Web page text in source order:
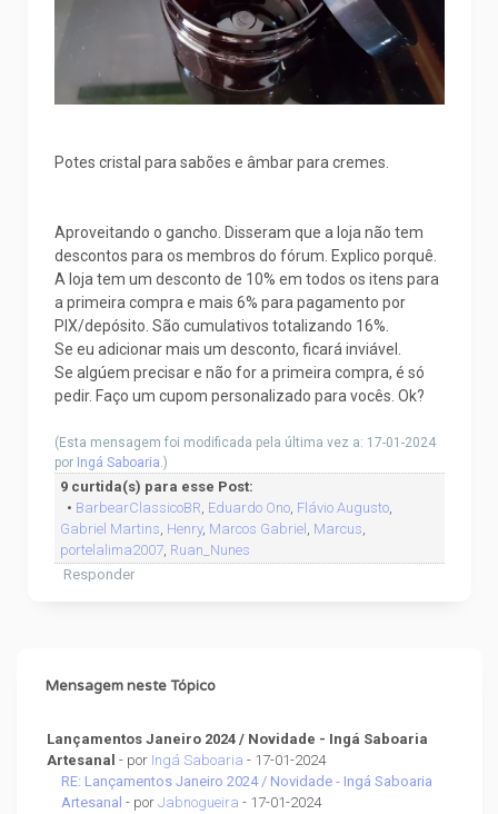
Potes cristal para sabões e âmbar para cremes.
Aproveitando o gancho. Disseram que a loja não tem
descontos para os membros do fórum. Explico porquê.
A loja tem um desconto de 10% em todos os itens para
a primeira compra e mais 6% para pagamento por
PIX/depósito. São cumulativos totalizando 16%.
Se eu adicionar mais um desconto, ficará inviável.
Se algúem precisar e não for a primeira compra, é só
pedir. Faço um cupom personalizado para vocês. Ok?
(Esta mensagem foi modificada pela última vez a: 17-01-2024
por Ingá Saboaria.)
9 curtida(s) para esse Post:
• BarbearClassicoBR, Eduardo Ono, Flávio Augusto,
Gabriel Martins, Henry, Marcos Gabriel , Marcus,
portelalima2007, Ruan_Nunes
Responder
Mensagem neste Tópico
Lançamentos Janeiro 2024 / Novidade - Ingá Saboaria
Artesanal - por Ingá Saboaria - 17-01-2024
RE: Lançamentos Janeiro 2024 / Novidade - Ingá Saboaria
Artesanal - porJabnogueira - 17-01-2024